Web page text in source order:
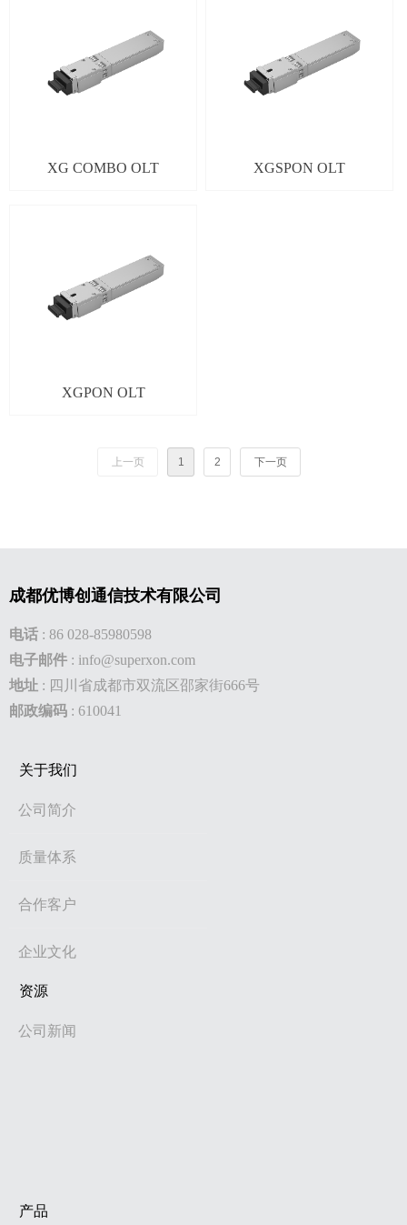
XG COMBO OLT XGSPON OLT
XGPON OLT
上一页 1 2 下一页
关于我们
公司简介
质量体系
合作客户
企业文化
资源
公司新闻
产品
成都优博创通信技术有限公司
电话 : 86 028-85980598
电子邮件 : info@superxon.com
地址 : 四川省成都市双流区邵家街666号
邮政编码 : 610041